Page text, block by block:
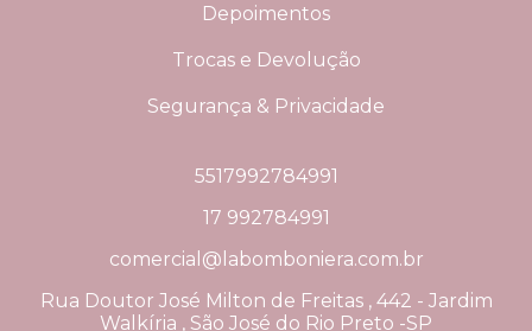
Depoimentos
Trocas e Devolução
Segurança & Privacidade
5517992784991
17 992784991
comercial@labomboniera.com.br
Rua Doutor José Milton de Freitas , 442 - Jardim
Walkíria , São José do Rio Preto -SP